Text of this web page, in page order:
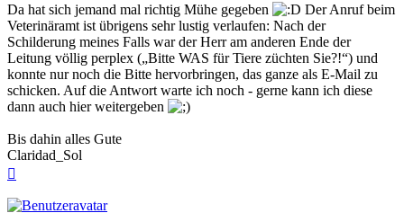
Da hat sich jemand mal richtig Mühe gegeben
Der Anruf beim
Veterinäramt ist übrigens sehr lustig verlaufen: Nach der
Schilderung meines Falls war der Herr am anderen Ende der
Leitung völlig perplex („Bitte WAS für Tiere züchten Sie?!“) und
konnte nur noch die Bitte hervorbringen, das ganze als E-Mail zu
schicken. Auf die Antwort warte ich noch - gerne kann ich diese
dann auch hier weitergeben
Bis dahin alles Gute
Claridad_Sol